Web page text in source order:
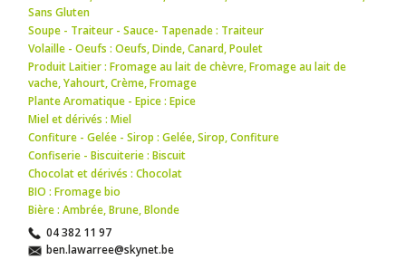
Sans Gluten
Soupe - Traiteur - Sauce- Tapenade : Traiteur
Volaille - Oeufs : Oeufs,Dinde,Canard,Poulet
Produit Laitier : Fromage au lait de chèvre,Fromage au lait de
vache,Yahourt,Crème,Fromage
Plante Aromatique - Epice : Epice
Miel et dérivés : Miel
Confiture - Gelée - Sirop : Gelée,Sirop,Confiture
Confiserie - Biscuiterie : Biscuit
Chocolat et dérivés : Chocolat
BIO : Fromage bio
Bière : Ambrée,Brune,Blonde
04 382 11 97
ben.lawarree@skynet.be